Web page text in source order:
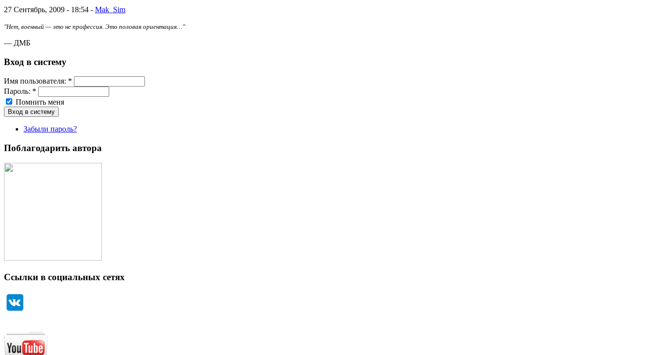
27 Сентябрь, 2009 - 18:54 - Mak_Sim
"Нет, военный — это не профессия. Это половая ориентация…"
— ДМБ
Вход в систему
Имя пoльзовaтeля: *
Пароль: *
Помнить меня
Забыли пароль?
Поблагодарить автора
Ссылки в социальных сетях